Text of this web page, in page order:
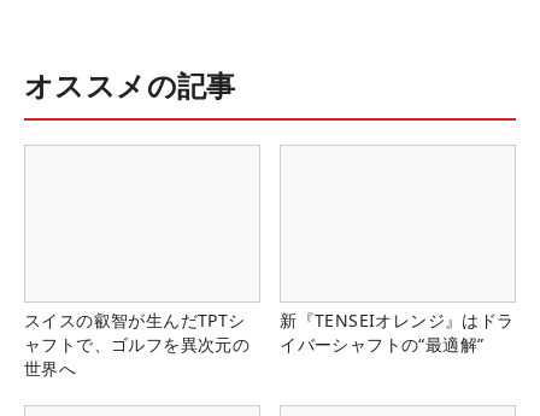
オススメの記事
スイスの叡智が生んだTPTシ
ャフトで、ゴルフを異次元の
世界へ
新『TENSEIオレンジ』はドラ
イバーシャフトの“最適解”